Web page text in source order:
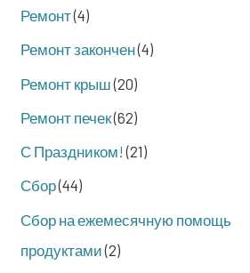
Ремонт(4)
Ремонт закончен(4)
Ремонт крыш(20)
Ремонт печек(62)
С Праздником! (21)
Сбор(44)
Сбор на ежемесячную помощь
продуктами(2)